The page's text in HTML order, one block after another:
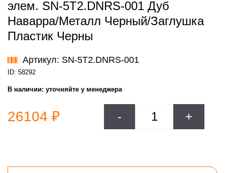
элем. SN-5T2.DNRS-001 Дуб
Наварра/Металл Черный/Заглушка
Пластик Черны
Артикул: SN-5T2.DNRS-001
ID: 58292
В наличии: уточняйте у менеджера
26104 ₽ - +